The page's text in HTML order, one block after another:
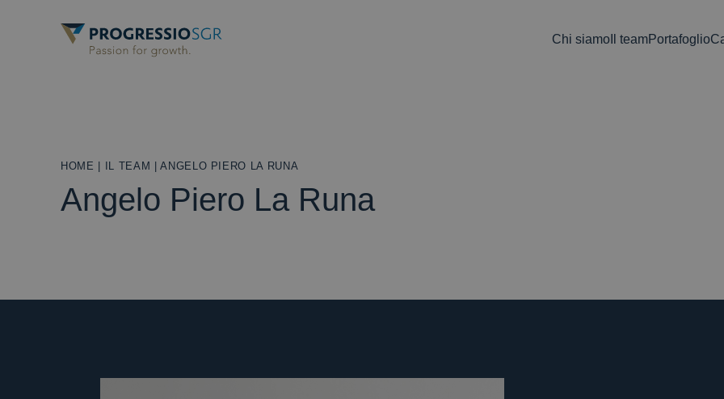
Chi siamoIl teamPortafoglio
HOME IL TEAM |ANGELO PIERO LA RUNA
Angelo Piero La Runa